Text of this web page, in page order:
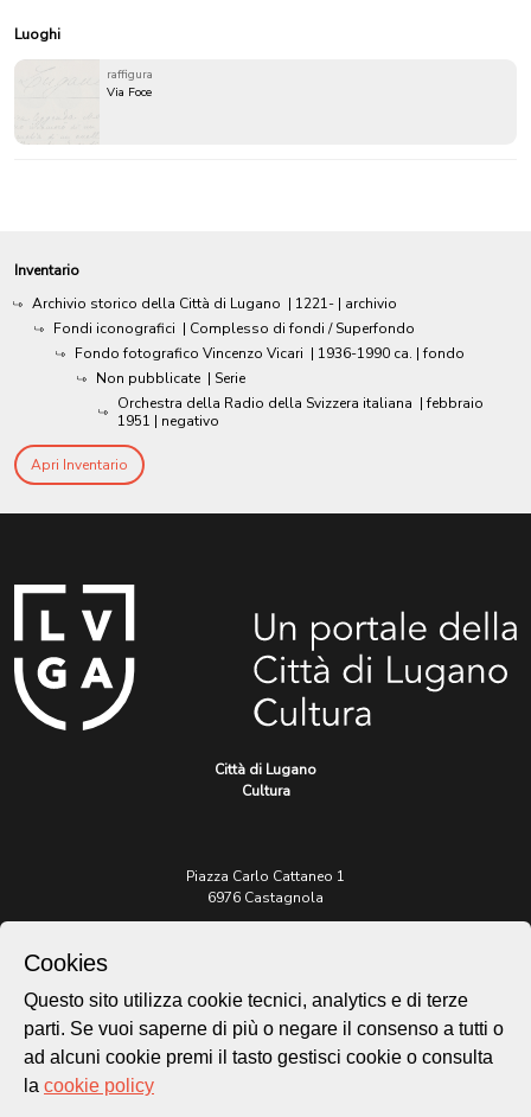
Luoghi
raffigura
Via Foce
Inventario
Archivio storico della Città di Lugano | 1221- | archivio
Fondi iconografici | Complesso di fondi / Superfondo
Fondo fotografico Vincenzo Vicari | 1936-1990 ca. | fondo
Non pubblicate | Serie
Orchestra della Radio della Svizzera italiana |febbraio
1951 | negativo
Apri Inventario
Città di Lugano
Cultura
Piazza Carlo Cattaneo 1
6976 Castagnola
Per informazioni:
patrimonio@lugano.ch
t. +41 58 866 68 50
Cookies
Questo sito utilizza cookie tecnici, analytics e di terze
parti. Se vuoi saperne di più o negare il consenso a tutti o
ad alcuni cookie premi il tasto gestisci cookie o consulta
la cookie policy